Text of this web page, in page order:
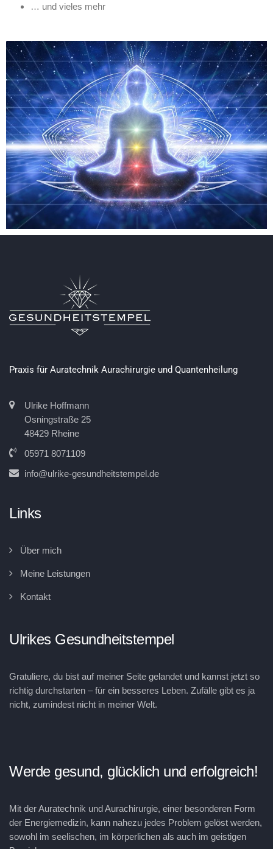
… und vieles mehr
Praxis für Auratechnik Aurachirurgie und Quantenheilung
Ulrike Hoffmann
Osningstraße 25
48429 Rheine
05971 8071109
info@ulrike-gesundheitstempel.de
Links
Über mich
Meine Leistungen
Kontakt
Ulrikes Gesundheitstempel
Gratuliere, du bist auf meiner Seite gelandet und kannst jetzt so
richtig durchstarten – für ein besseres Leben. Zufälle gibt es ja
nicht, zumindest nicht in meiner Welt.
Werde gesund, glücklich und erfolgreich!
Mit der Auratechnik und Aurachirurgie, einer besonderen Form
der Energiemedizin, kann nahezu jedes Problem gelöst werden,
sowohl im seelischen, im körperlichen als auch im geistigen